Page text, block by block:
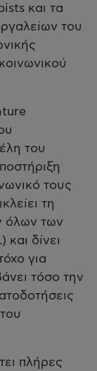
και τα
του
του
τους
τη
όλων των
δίνει
για
τόσο την
πλήρες